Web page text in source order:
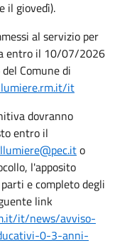
il giovedì).
al servizio per
entro il 10/07/2026
Comune di
it
dovranno
entro il
o
l'apposito
e completo degli
link
it/news/avviso-
0-3-anni-